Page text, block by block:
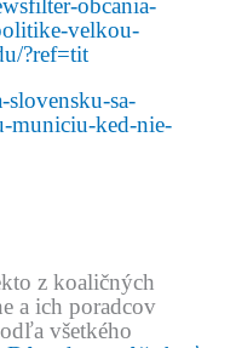
obcania-
velkou-
?ref=tit
sa-
municiu-ked-nie-
z koaličných
a ich poradcov
všetkého